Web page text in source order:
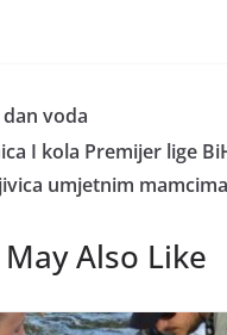
voda
I kola Premijer lige
umjetnim mamcima
Also Like